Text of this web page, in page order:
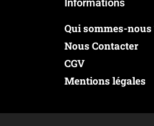
Qui sommes-nous
Nous Contacter
CGV
Mentions légales